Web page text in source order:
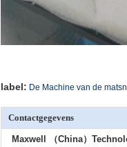
label: De Machine van de
Contactgegevens
Maxwell （China）